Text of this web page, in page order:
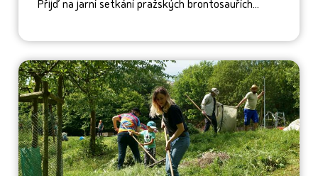
Přijď na jarní setkání pražských brontosauřích...